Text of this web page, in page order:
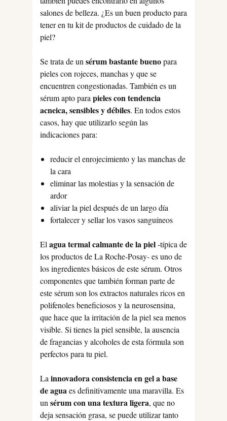
salones de belleza. ¿Es un buen producto para
tener en tu kit de productos de cuidado de la
piel?
Se trata de unsérum bastante buenopara
pieles con rojeces, manchas y que se
encuentren congestionadas. También es un
sérum apto parapieles con tendencia
acneica, sensibles y débiles. En todos estos
casos, hay que utilizarlo según las
indicaciones para:
reducir el enrojecimiento y las manchas de
la cara
eliminar las molestias y la sensación de
ardor
aliviar la piel después de un largo día
fortalecer y sellar los vasos sanguíneos
Elagua termal calmante de la piel-típica de
los productos de La Roche-Posay- es uno de
los ingredientes básicos de este sérum. Otros
componentes que también forman parte de
este sérum son los extractos naturales ricos en
polifenoles beneficiosos y la neurosensina,
que hace que la irritación de la piel sea menos
visible. Si tienes la piel sensible, la ausencia
de fragancias y alcoholes de esta fórmula son
perfectos para tu piel.
Lainnovadora consistencia en gel a base
de aguaes definitivamente una maravilla. Es
unsérum con una textura ligera, que no
deja sensación grasa, se puede utilizar tanto